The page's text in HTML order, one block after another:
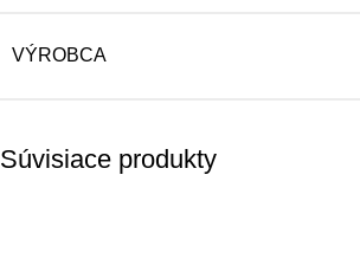
VÝROBCA
Súvisiace produkty